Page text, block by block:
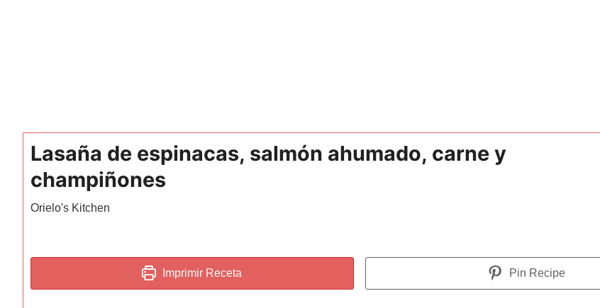
Lasaña de espinacas, salmón ahumado, carne y
champiñones
Orielo's Kitchen
Imprimir Receta Pin Recipe